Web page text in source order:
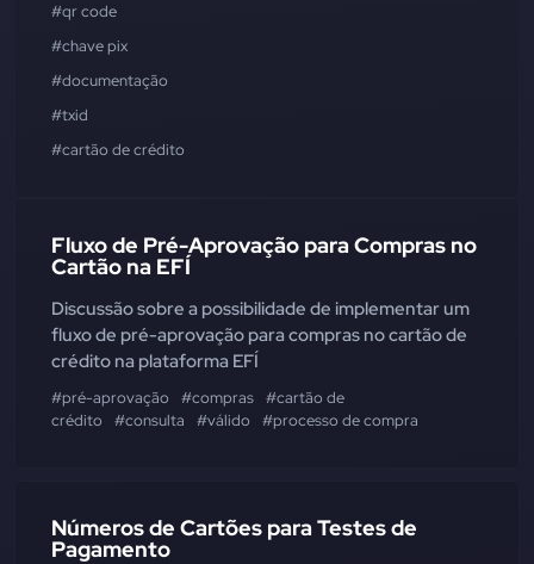
#qr code
#chave pix
#documentação
#txid
#cartão de crédito
Fluxo de Pré-Aprovação para Compras no
Cartão na EFÍ
Discussão sobre a possibilidade de implementar um
fluxo de pré-aprovação para compras no cartão de
crédito na plataforma EFÍ
#pré-aprovação #compras #cartão de
crédito
#consulta #válido #processo de compra
Números de Cartões para Testes de
Pagamento